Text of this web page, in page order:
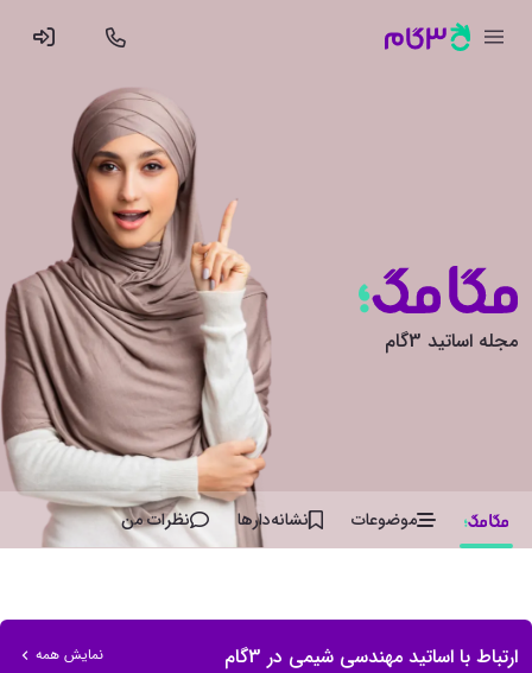
مجله اساتید 3گام
موضوعات نشانه‌دار‌ها نظرات من
ارتباط با اساتید مهندسی شیمی در 3گام نمایش همه